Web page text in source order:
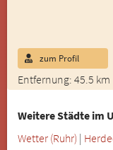
Entfernung: 45.5 km
zum Profil
Weitere Städte im
Wetter (Ruhr) |